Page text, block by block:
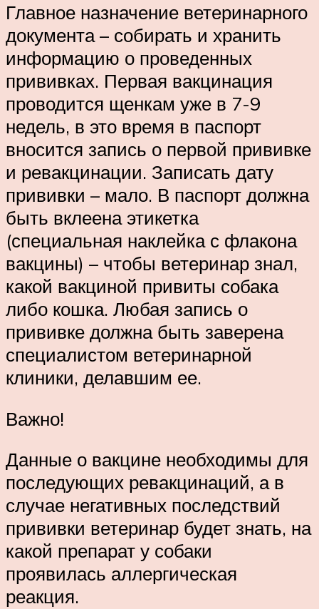
Главное назначение ветеринарного
документа – собирать и хранить
информацию о проведенных
прививках. Первая вакцинация
проводится щенкам уже в 7-9
недель, в это время в паспорт
вносится запись о первой прививке
и ревакцинации. Записать дату
прививки – мало. В паспорт должна
быть вклеена этикетка
(специальная наклейка с флакона
вакцины) – чтобы ветеринар знал,
какой вакциной привиты собака
либо кошка. Любая запись о
прививке должна быть заверена
специалистом ветеринарной
клиники, делавшим ее.
Важно!
Данные о вакцине необходимы для
последующих ревакцинаций, а в
случае негативных последствий
прививки ветеринар будет знать, на
какой препарат у собаки
проявилась аллергическая
реакция.